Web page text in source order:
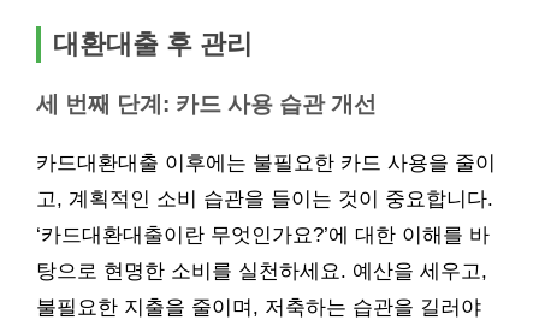
대환대출 후 관리
세 번째 단계: 카드 사용 습관 개선
카드대환대출 이후에는 불필요한 카드 사용을 줄이
고, 계획적인 소비 습관을 들이는 것이 중요합니다.
‘카드대환대출이란 무엇인가요?’에 대한 이해를 바
탕으로 현명한 소비를 실천하세요. 예산을 세우고,
불필요한 지출을 줄이며, 저축하는 습관을 길러야